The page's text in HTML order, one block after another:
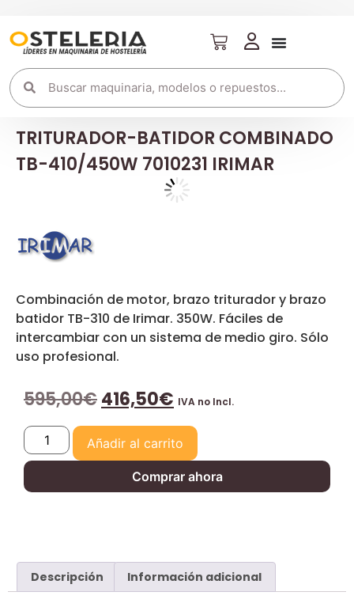
TRITURADOR-BATIDOR COMBINADO
TB-410/450W 7010231 IRIMAR
Combinación de motor, brazo triturador y brazo
batidor TB-310 de Irimar. 350W. Fáciles de
intercambiar con un sistema de medio giro. Sólo
uso profesional.
595,00€416,50€ IVA no Incl.
Añadir al carrito
Comprar ahora
Descripción Información adicional